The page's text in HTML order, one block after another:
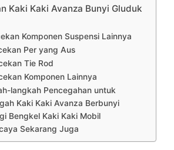
Kaki Kaki Avanza Bunyi Gluduk
Komponen Suspensi Lainnya
Per yang Aus
Tie Rod
Komponen Lainnya
langkah Pencegahan untuk
Kaki Kaki Avanza Berbunyi
Bengkel Kaki Kaki Mobil
Sekarang Juga